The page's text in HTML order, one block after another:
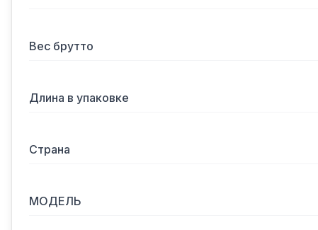
Вес брутто
Длина в упаковке
Страна
МОДЕЛЬ